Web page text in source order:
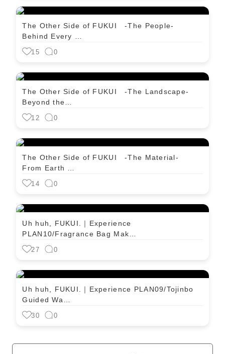
The Other Side of FUKUI -The People-
Behind Every …
15 0
The Other Side of FUKUI -The Landscape-
Beyond the…
12 0
The Other Side of FUKUI -The Material-
From Earth …
14 0
Uh huh, FUKUI.｜Experience
PLAN10/Fragrance Bag Mak…
27 0
Uh huh, FUKUI.｜Experience PLAN09/Tojinbo
Guided Wa…
30 0